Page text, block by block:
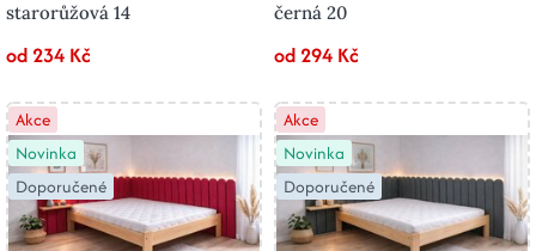
starorůžová 14
od 234 Kč
černá 20
od 294 Kč
Akce
Novinka
Doporučené
Akce
Novinka
Doporučené